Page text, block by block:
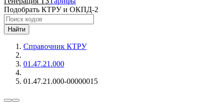
Подобрать КТРУ и ОКПД-2
Найти
Справочник КТРУ
01.47.21.000
01.47.21.000-00000015